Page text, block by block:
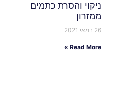
ניקוי והסרת כתמים
ממזרון
26 במאי 2021
Read More »